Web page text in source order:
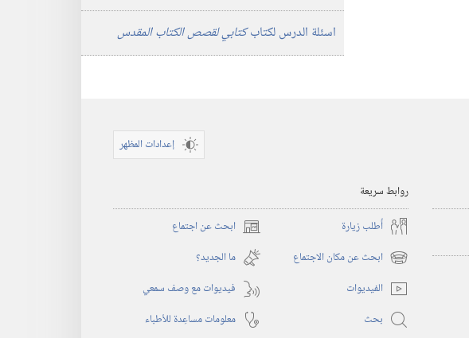
اسئلة الدرس لكتابكتابي لقصص الكتاب المقدس
إعدادات المظهر
روابط سريعة
أُطلب زيارة
ابحث عن اجتماع (يفتح
نافذة
جديدة)
ابحث عن مكان الاجتماع (يفتح
نافذة
ما الجديد؟‏
الفيديوات
فيديوات مع وصف سمعي
بحث
معلومات مساعِدة للأطباء